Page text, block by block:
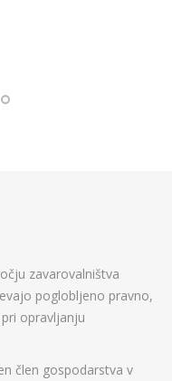
zavarovalništva
poglobljeno pravno,
opravljanju
člen gospodarstva v